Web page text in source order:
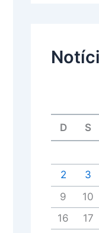
D S
2
3
9
10
16
17